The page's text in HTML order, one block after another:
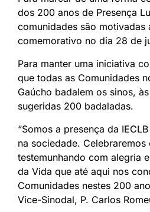
dos 200 anos de Presença
comunidades são motivadas
comemorativo no dia 28 de
Para manter uma iniciativa
que todas as Comunidades
Gaúcho badalem os sinos,
sugeridas 200 badaladas.
“Somos a presença da
na sociedade.
testemunhando com alegria
da Vida que até aqui nos
Comunidades nestes 200
Vice-Sinodal, P. Carlos